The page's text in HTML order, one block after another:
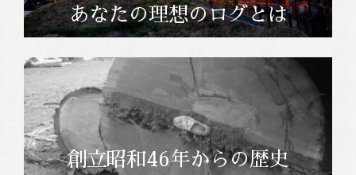
あなたの理想のログとは
創立昭和46年からの歴史